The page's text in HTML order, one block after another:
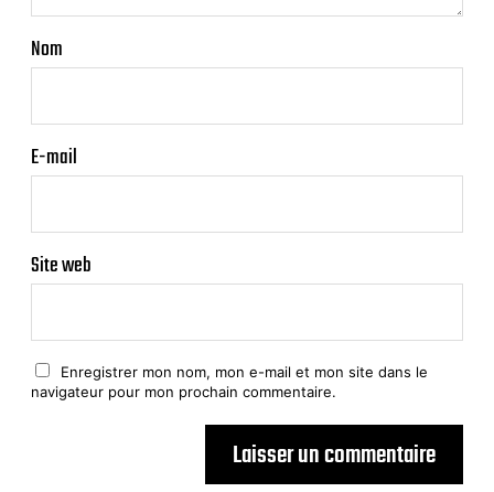
Nom
E-mail
Site web
Enregistrer mon nom, mon e-mail et mon site dans le
navigateur pour mon prochain commentaire.